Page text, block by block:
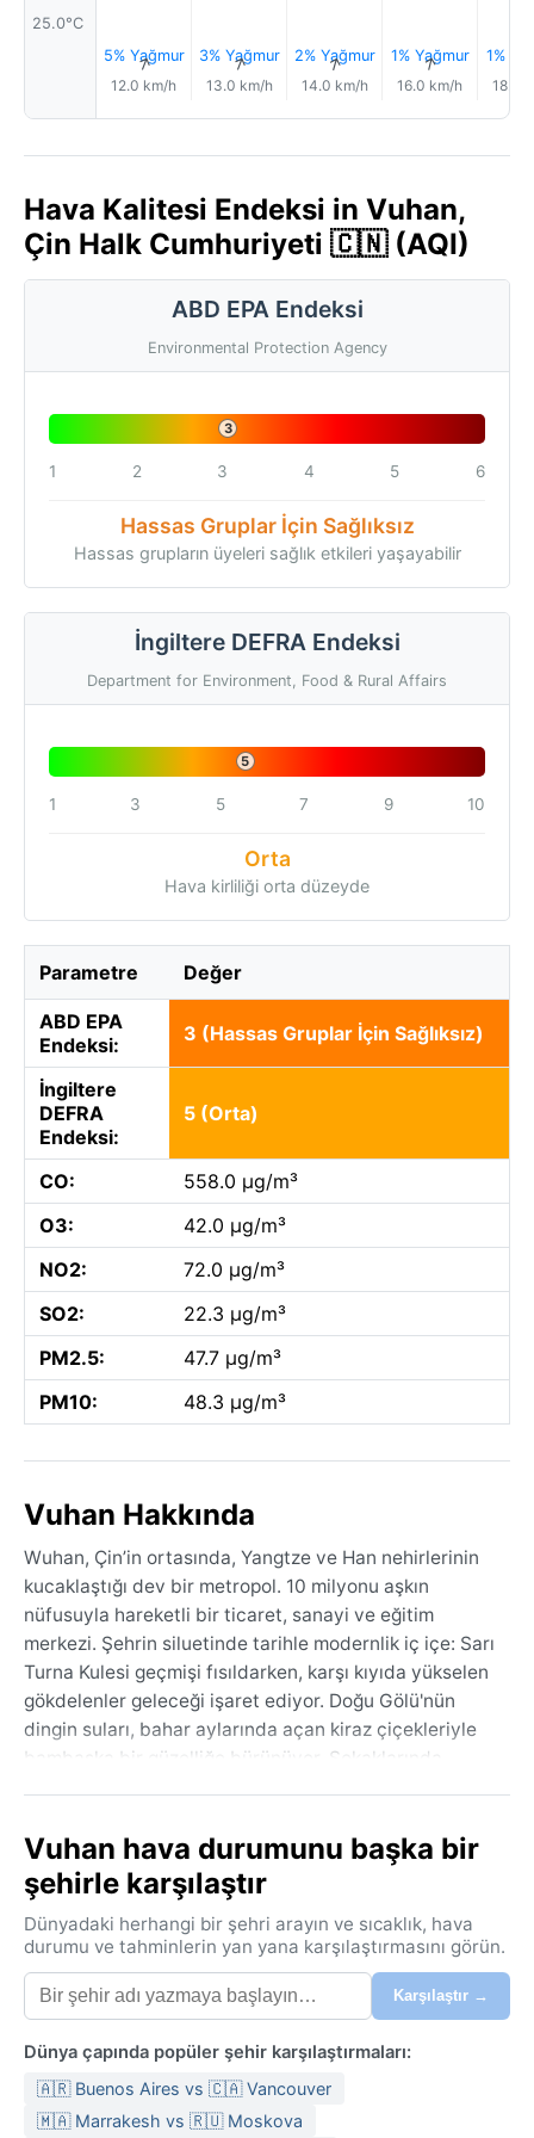
25.0°C
5% Yağmur
↑
12.0 km/h
3% Yağmur
↑
13.0 km/h
2% Yağmur
↑
14.0 km/h
1% Yağmur
↑
16.0 km/h
1%
18.0
Hava Kalitesi Endeksi in Vuhan,
Çin Halk Cumhuriyeti 🇨🇳 (AQI)
ABD EPA Endeksi
Environmental Protection Agency
3
1 2 3 4 5 6
Hassas Gruplar İçin Sağlıksız
Hassas grupların üyeleri sağlık etkileri yaşayabilir
İngiltere DEFRA Endeksi
Department for Environment, Food & Rural Affairs
5
1 3 5 7 9 10
Orta
Hava kirliliği orta düzeyde
Parametre Değer
ABD EPA
Endeksi:
3 (Hassas Gruplar İçin Sağlıksız)
İngiltere
DEFRA
Endeksi:
5 (Orta)
CO:
558.0 µg/m³
O3:
42.0 µg/m³
NO2:
72.0 µg/m³
SO2:
22.3 µg/m³
PM2.5:
47.7 µg/m³
PM10:
48.3 µg/m³
Vuhan Hakkında
Wuhan, Çin’in ortasında, Yangtze ve Han nehirlerinin
kucaklaştığı dev bir metropol. 10 milyonu aşkın
nüfusuyla hareketli bir ticaret, sanayi ve eğitim
merkezi. Şehrin siluetinde tarihle modernlik iç içe: Sarı
Turna Kulesi geçmişi fısıldarken, karşı kıyıda yükselen
gökdelenler geleceği işaret ediyor. Doğu Gölü'nün
dingin suları, bahar aylarında açan kiraz çiçekleriyle
bambaşka bir güzelliğe bürünüyor. Sokaklarında
hissediyorsunuz.
Köppen iklim sınıflandırmasına göre Cfa (nemli
subtropikal) kuşağında yer alan Wuhan'da yazlar
bunaltıcı geçer. Sıcaklık 35°C'nin üzerine çıkarken
nem oranı da yüzde 80'lere dayanır; bu dönemde
hafif, pamuklu kıyafetler şarttır. Kışlar ise genellikle
ılıman, ara sıra sıfırın altına düşer; ancak nemin
etkisiyle soğuk daha keskin hissedilir. Yıl boyunca
belirgin bir yağış rejimi vardır, özellikle yaz aylarında
sağanak ve gök gürültülü fırtınalar sıklaşır. İlkbahar ve
Vuhan hava durumunu başka bir
şehirle karşılaştır
Dünyadaki herhangi bir şehri arayın ve sıcaklık, hava
durumu ve tahminlerin yan yana karşılaştırmasını görün.
Karşılaştır →
Dünya çapında popüler şehir karşılaştırmaları:
🇦🇷 Buenos Aires vs 🇨🇦 Vancouver
🇲🇦 Marrakesh vs 🇷🇺 Moskova